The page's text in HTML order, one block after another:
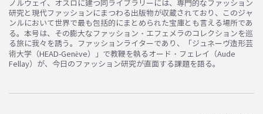
ノルウェイ、オスロに建つ同ライブラリーには、専門的なファッション
研究と現代ファッションにまつわる出版物が収蔵されており、このジャ
ンルにおいて世界で最も包括的にまとめられた宝庫とも言える場所であ
る。本号は、その膨大なファッション・エフェメラのコレクションを巡
る旅に我々を誘う。ファッションライターであり、「ジュネーヴ造形芸
術大学（HEAD-Genève）」で教鞭を執るオード・フェレイ（Aude
Fellay）が、今日のファッション研究が直面する課題を語る。